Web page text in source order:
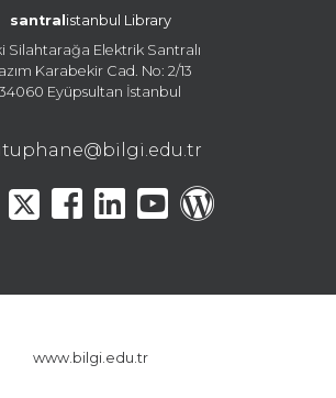
santral istanbul Library
Silahtarağa Elektrik Santralı
Karabekir Cad. No: 2/13
34060 Eyüpsultan İstanbul
www.bilgi.edu.tr